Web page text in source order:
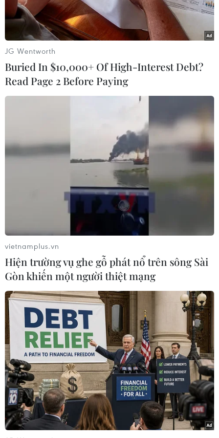
Nhà đầu tư đánh giá cao tính hiện đại và vị thế của Tổng kho
xăng dầu Nhà Bè. (Ảnh: PV/Vietnam+)
Ngày 30/11 các tổ chức, công ty chứng khoán,
công ty quản lý quỹ hàng đầu Việt Nam đã đến
tham quan, tìm hiểu hoạt động của Xí nghiệp
Tổng kho xăng dầu Nhà Bè (PVOIL Nhà Bè) tại
xã Phú Xuân, huyện Nhà Bè, Thành phố Hồ Chí
Minh.
với sức chứa 170.000 m3 các loại nhiên liệu,
như xăng E5 RON 92, RON 95, JET A1, E100, dầu
DO, FO,… Kho được vận hành bằng hệ thống
công nghệ hiện đại với phần mềm quản lý, xuất,
nhập hiện đại số một Việt Nam hiện nay.
Trong hoạt động xuất, nhập hàng hóa, PVOIL
Nhà Bè có Trạm xuất bộ gồm 16 cần xuất, bình
quân xuất khoảng 80, 90 xe/ngày đêm. Sau khi
xuất hàng các xe phải đi qua Trạm kiểm định để
kiểm tra về số lượng và chất lượng, sau đó được
JG Wentworth
Buried In $10,000+ Of High-Interest Debt?
Read Page 2 Before Paying
vietnamplus.vn
Hiện trường vụ ghe gỗ phát nổ trên sông Sài
Gòn khiến một người thiệt mạng